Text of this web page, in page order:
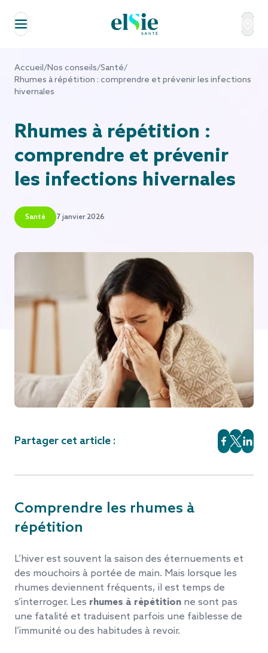
Accueil/Nos conseils/Santé/
Rhumes à répétition : comprendre et prévenir les infections
hivernales
Rhumes à répétition :
comprendre et prévenir
les infections hivernales
Santé 7 janvier 2026
Partager cet article :
Comprendre les rhumes à
répétition
L’hiver est souvent la saison des éternuements et
des mouchoirs à portée de main. Mais lorsque les
rhumes deviennent fréquents, il est temps de
s’interroger. Les rhumes à répétition ne sont pas
une fatalité et traduisent parfois une faiblesse de
l’immunité ou des habitudes à revoir.